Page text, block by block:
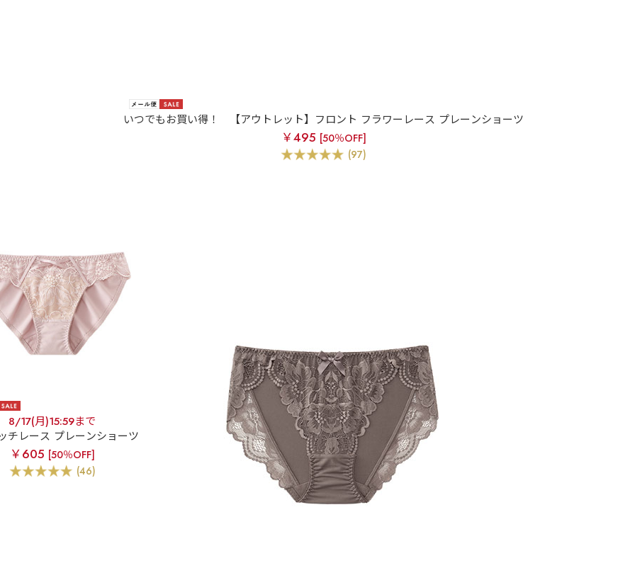
いつでもお買い得！ 【アウトレット】フロント フラワーレース プレーンショーツ
￥495 [50％OFF]
(97)
8/17(月)15:59まで
チレース プレーンショーツ
￥605 [50％OFF]
(46)